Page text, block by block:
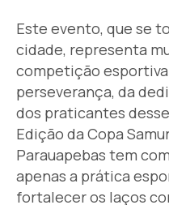
Este evento, que se
cidade, representa
competição
perseverança, da
dos praticantes
Edição da Copa
Parauapebas tem
apenas a prática
fortalecer os laços